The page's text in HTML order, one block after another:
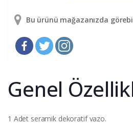
Bu ürünü mağazanızda
Genel
1 Adet seramik dekoratif vazo.